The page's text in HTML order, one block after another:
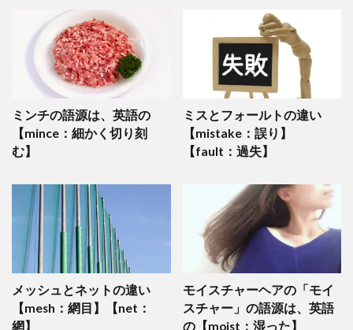
ミンチの語源は、英語の
【mince：細かく切り刻
む】
ミスとフォールトの違い
【mistake：誤り】
【fault：過失】
メッシュとネットの違い
【mesh：網目】【net：
網】
モイスチャーヘアの「モイ
スチャー」の語源は、英語
の【moist：湿った】